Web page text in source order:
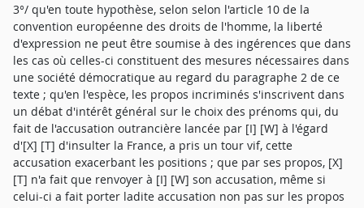
3°/ qu'en toute hypothèse, selon selon l'article 10 de la
convention européenne des droits de l'homme, la liberté
d'expression ne peut être soumise à des ingérences que dans
les cas où celles-ci constituent des mesures nécessaires dans
une société démocratique au regard du paragraphe 2 de ce
texte ; qu'en l'espèce, les propos incriminés s'inscrivent dans
un débat d'intérêt général sur le choix des prénoms qui, du
fait de l'accusation outrancière lancée par [I] [W] à l'égard
d'[X] [T] d'insulter la France, a pris un tour vif, cette
accusation exacerbant les positions ; que par ses propos, [X]
[T] n'a fait que renvoyer à [I] [W] son accusation, même si
celui-ci a fait porter ladite accusation non pas sur les propos